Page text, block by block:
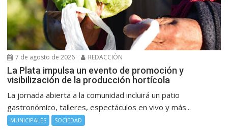
7 de agosto de 2026 REDACCIÓN
La Plata impulsa un evento de promoción y
visibilización de la producción hortícola
La jornada abierta a la comunidad incluirá un patio
gastronómico, talleres, espectáculos en vivo y más...
MUNICIPALES SOCIEDAD